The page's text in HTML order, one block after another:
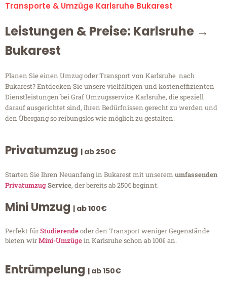
Transporte & Umzüge Karlsruhe Bukarest
Leistungen & Preise: Karlsruhe →
Bukarest
Planen Sie einen Umzug oder Transport von Karlsruhe nach
Bukarest? Entdecken Sie unsere vielfältigen und kosteneffizienten
Dienstleistungen bei Graf Umzugsservice Karlsruhe, die speziell
darauf ausgerichtet sind, Ihren Bedürfnissen gerecht zu werden und
den Übergang so reibungslos wie möglich zu gestalten.
Privatumzug | ab 250€
Starten Sie Ihren Neuanfang in Bukarest mit unserem umfassenden
PrivatumzugService, der bereits ab 250€ beginnt.
Mini Umzug | ab 100€
Perfekt fürStudierendeoder den Transport weniger Gegenstände
bieten wirMini-Umzügein Karlsruhe schon ab 100€ an.
Entrümpelung | ab 150€